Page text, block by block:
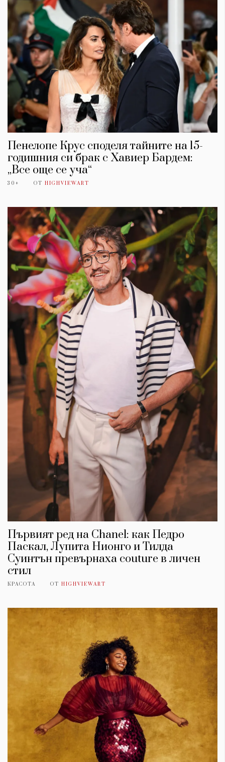
Пенелопе Крус споделя тайните на 15-
годишния си брак с Хавиер Бардем:
„Все още се уча“
30+ ОТ HIGHVIEWART
Първият ред на Chanel: как Педро
Паскал, Лупита Нионго и Тилда
Суинтън превърнаха couture в личен
стил
КРАСОТА ОТ HIGHVIEWART